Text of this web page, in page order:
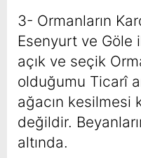
3- Ormanların
Esenyurt ve Göle
açık ve seçik
olduğumu Ticarî
ağacın kesilmesi
değildir.
altında.